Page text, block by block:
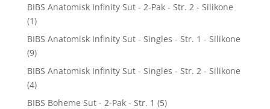
BIBS Anatomisk Infinity Sut - 2-Pak - Str. 2 - Silikone
(1)
BIBS Anatomisk Infinity Sut - Singles - Str. 1 - Silikone
(9)
BIBS Anatomisk Infinity Sut - Singles - Str. 2 - Silikone
(4)
BIBS Boheme Sut - 2-Pak - Str. 1 (5)